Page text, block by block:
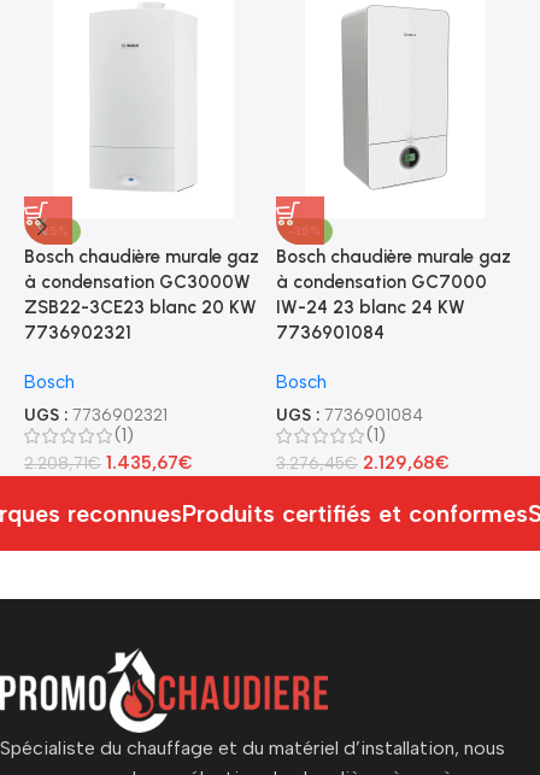
-35%
Bosch chaudière murale gaz
à condensation GC3000W
ZSB22-3CE23 blanc 20 KW
7736902321
Bosch
UGS : 7736902321
(1)
2.208,71€ 1.435,67€
-35%
Bosch chaudière murale gaz
à condensation GC7000
IW-24 23 blanc 24 KW
7736901084
Bosch
UGS : 7736901084
(1)
3.276,45€ 2.129,68€
reconnuesProduits certifiés et conformes
Spécialiste du chauffage et du matériel d’installation, nous